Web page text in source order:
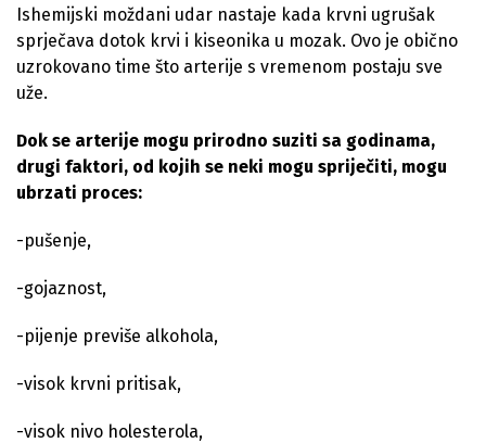
Ishemijski moždani udar nastaje kada krvni ugrušak
sprječava dotok krvi i kiseonika u mozak. Ovo je obično
uzrokovano time što arterije s vremenom postaju sve
uže.
Dok se arterije mogu prirodno suziti sa godinama,
drugi faktori, od kojih se neki mogu spriječiti, mogu
ubrzati proces:
-pušenje,
-gojaznost,
-pijenje previše alkohola,
-visok krvni pritisak,
-visok nivo holesterola,